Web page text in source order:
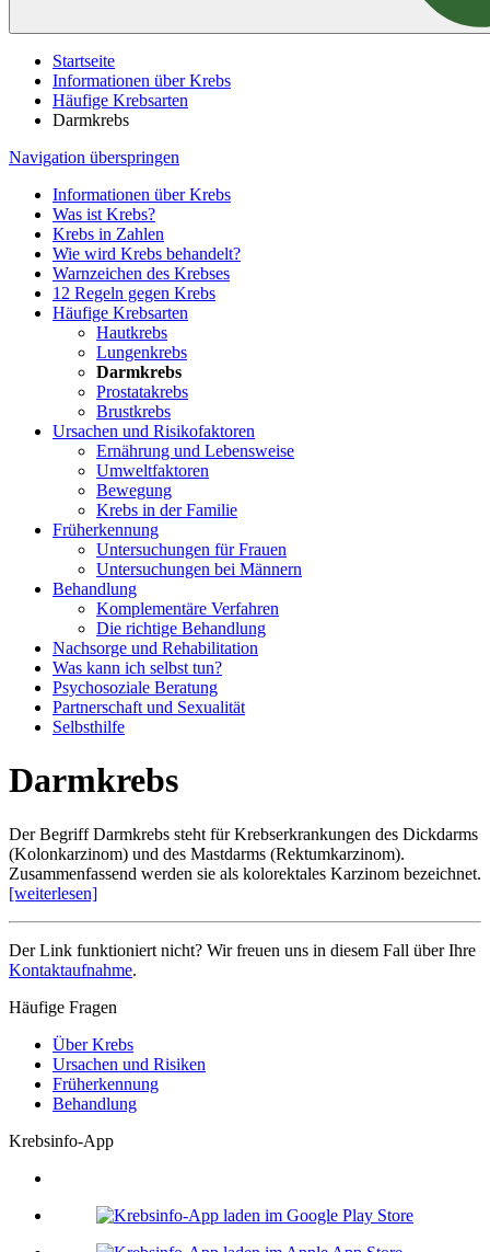
Startseite
Informationen über Krebs
Häufige Krebsarten
Darmkrebs
Navigation überspringen
Informationen über Krebs
Was ist Krebs?
Krebs in Zahlen
Wie wird Krebs behandelt?
Warnzeichen des Krebses
12 Regeln gegen Krebs
Häufige Krebsarten
Hautkrebs
Lungenkrebs
Darmkrebs
Prostatakrebs
Brustkrebs
Ursachen und Risikofaktoren
Ernährung und Lebensweise
Umweltfaktoren
Bewegung
Krebs in der Familie
Früherkennung
Untersuchungen für Frauen
Untersuchungen bei Männern
Behandlung
Komplementäre Verfahren
Die richtige Behandlung
Nachsorge und Rehabilitation
Was kann ich selbst tun?
Psychosoziale Beratung
Partnerschaft und Sexualität
Selbsthilfe
Darmkrebs
Der Begriff Darmkrebs steht für Krebserkrankungen des Dickdarms
(Kolonkarzinom) und des Mastdarms (Rektumkarzinom).
Zusammenfassend werden sie als kolorektales Karzinom bezeichnet.
[weiterlesen]
Der Link funktioniert nicht? Wir freuen uns in diesem Fall über Ihre
Kontaktaufnahme.
Häufige Fragen
Über Krebs
Ursachen und Risiken
Früherkennung
Behandlung
Krebsinfo-App